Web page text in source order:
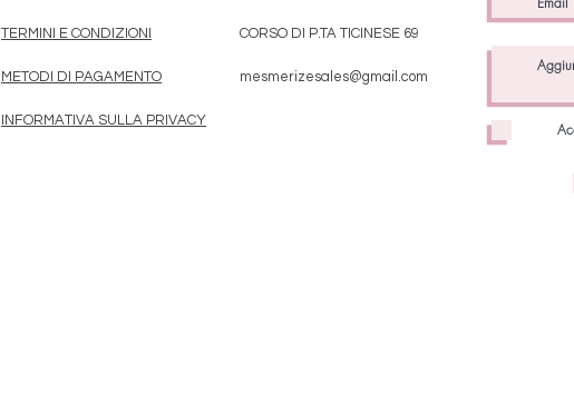
TERMINI E CONDIZIONI
METODI DI PAGAMENTO
INFORMATIVA SULLA PRIVACY
CORSO DI P.TA TICINESE 69
mesmerizesales@gmail.com